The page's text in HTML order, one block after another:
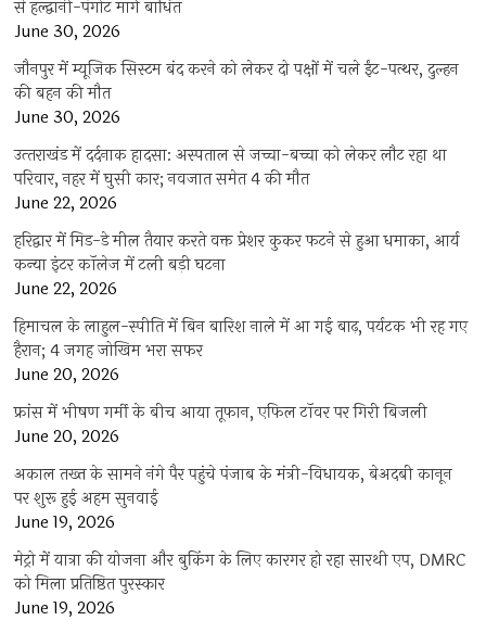
से हल्द्वानी-पंगोट मार्ग बाधित
June 30, 2026
जौनपुर में म्यूजिक सिस्टम बंद करने को लेकर दो पक्षों में चले ईंट-पत्थर, दुल्हन
की बहन की मौत
June 30, 2026
उत्‍तराखंड में दर्दनाक हादसा: अस्पताल से जच्चा-बच्चा को लेकर लौट रहा था
परिवार, नहर में घुसी कार; नवजात समेत 4 की मौत
June 22, 2026
हरिद्वार में मिड-डे मील तैयार करते वक्त प्रेशर कुकर फटने से हुआ धमाका, आर्य
कन्या इंटर कॉलेज में टली बड़ी घटना
June 22, 2026
हिमाचल के लाहुल-स्पीति में बिन बारिश नाले में आ गई बाढ़, पर्यटक भी रह गए
हैरान; 4 जगह जोखिम भरा सफर
June 20, 2026
फ्रांस में भीषण गर्मी के बीच आया तूफान, एफिल टॉवर पर गिरी बिजली
June 20, 2026
अकाल तख्त के सामने नंगे पैर पहुंचे पंजाब के मंत्री-विधायक, बेअदबी कानून
पर शुरू हुई अहम सुनवाई
June 19, 2026
मेट्रो में यात्रा की योजना और बुकिंग के लिए कारगर हो रहा सारथी एप, DMRC
को मिला प्रतिष्ठित पुरस्कार
June 19, 2026